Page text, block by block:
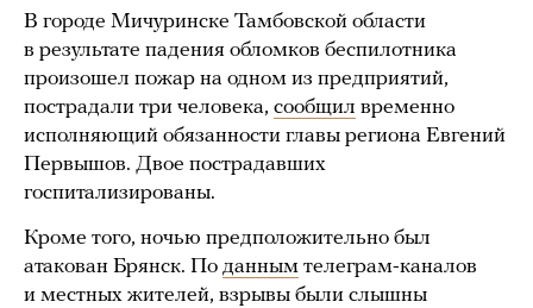
В городе Мичуринске Тамбовской области
в результате падения обломков беспилотника
произошел пожар на одном из предприятий,
пострадали три человека, сообщил временно
исполняющий обязанности главы региона Евгений
Первышов. Двое пострадавших
госпитализированы.
Кроме того, ночью предположительно был
атакован Брянск. По данным телеграм-каналов
и местных жителей, взрывы были слышны